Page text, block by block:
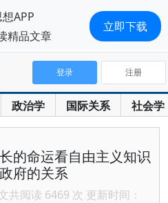
政治学 国际关系 社会学
登录 注册
的命运看自由主义知识
府的关系
共阅读 6469 次 更新时间：
APP
精品文章
立即下载